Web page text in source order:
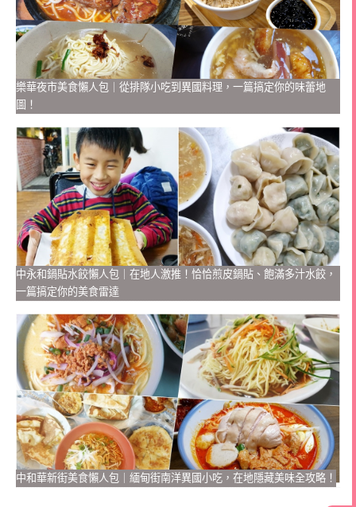
樂華夜市美食懶人包｜從排隊小吃到異國料理，一篇搞定你的味蕾地
圖！
中永和鍋貼水餃懶人包｜在地人激推！恰恰煎皮鍋貼、飽滿多汁水餃，
一篇搞定你的美食雷達
中和華新街美食懶人包｜緬甸街南洋異國小吃，在地隱藏美味全攻略！